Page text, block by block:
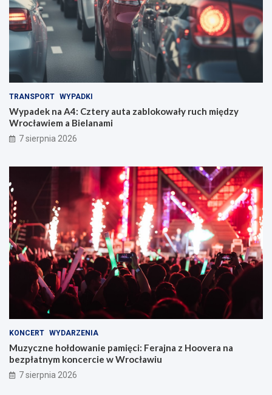
TRANSPORT WYPADKI
Wypadek na A4: Cztery auta zablokowały ruch między
Wrocławiem a Bielanami
7 sierpnia 2026
KONCERT WYDARZENIA
Muzyczne hołdowanie pamięci: Ferajna z Hoovera na
bezpłatnym koncercie w Wrocławiu
7 sierpnia 2026